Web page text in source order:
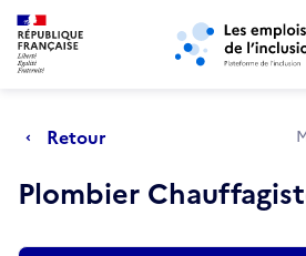
Aller au menu principal Aller au
Retour
Plombier
Retour au début de la page
Panneau de gestion des cookies